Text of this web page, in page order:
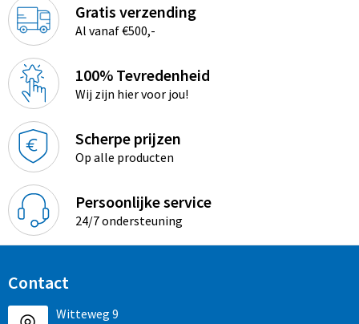
Gratis verzending
Al vanaf €500,-
100% Tevredenheid
Wij zijn hier voor jou!
Scherpe prijzen
Op alle producten
Persoonlijke service
24/7 ondersteuning
Contact
Witteweg 9